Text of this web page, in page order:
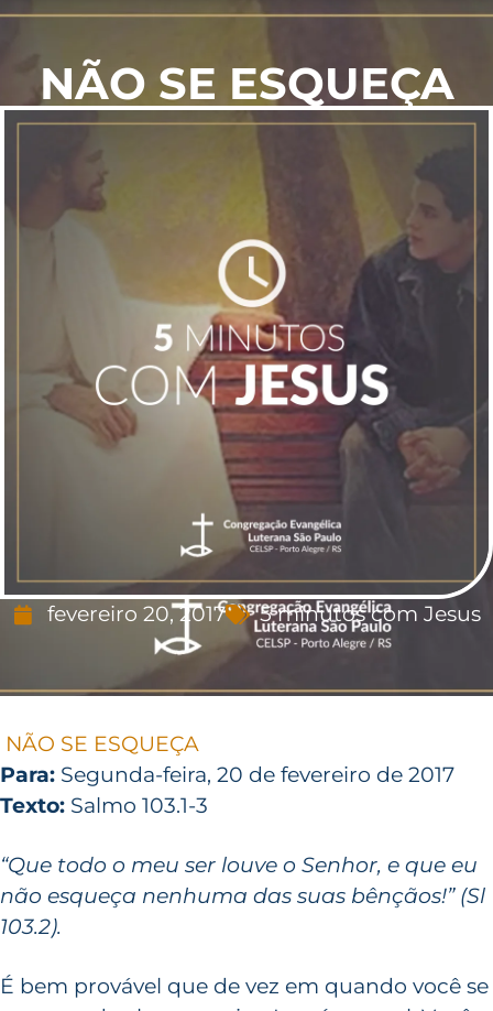
NÃO SE ESQUEÇA
fevereiro 20, 2017 5 minutos com Jesus
NÃO SE ESQUEÇA
Para: Segunda-feira, 20 de fevereiro de 2017
Texto: Salmo 103.1-3
“Que todo o meu ser louve o Senhor, e que eu
não esqueça nenhuma das suas bênçãos!” (Sl
103.2).
É bem provável que de vez em quando você se